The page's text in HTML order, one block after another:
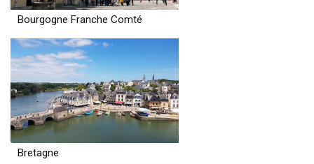
Bourgogne Franche Comté
Bretagne